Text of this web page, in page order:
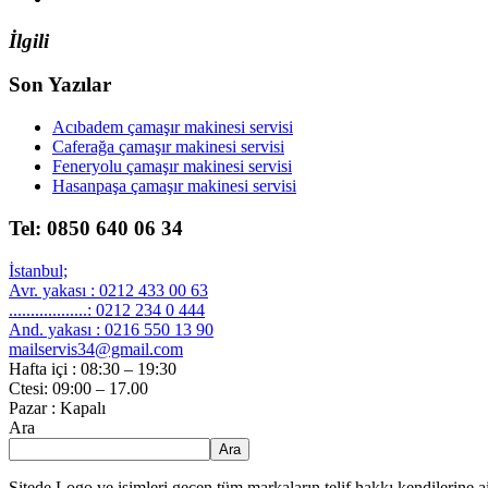
İlgili
Son Yazılar
Acıbadem çamaşır makinesi servisi
Caferağa çamaşır makinesi servisi
Feneryolu çamaşır makinesi servisi
Hasanpaşa çamaşır makinesi servisi
Tel: 0850 640 06 34
İstanbul;
Avr. yakası : 0212 433 00 63
..................: 0212 234 0 444
And. yakası : 0216 550 13 90
mailservis34@gmail.com
Hafta içi : 08:30 – 19:30
Ctesi: 09:00 – 17.00
Pazar : Kapalı
Ara
Ara